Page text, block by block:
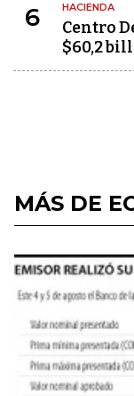
6 HACIENDA
Centro
$60,2
MÁS DE